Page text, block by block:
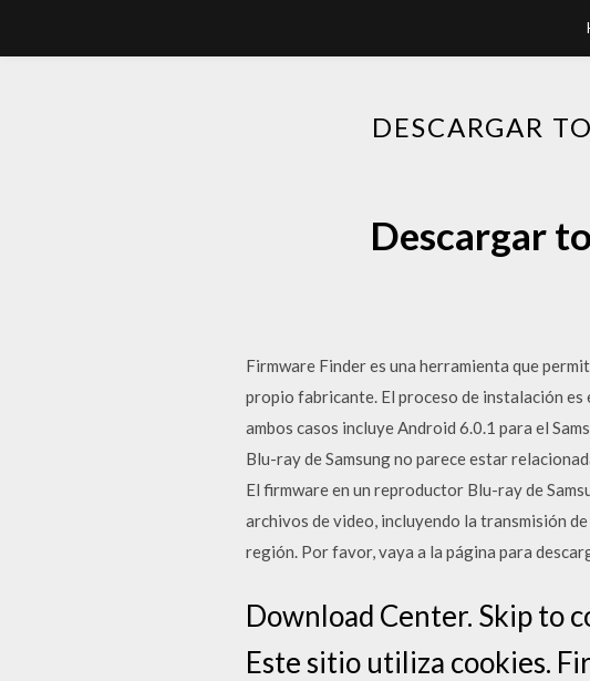
DESCARGAR
Descargar
Firmware Finder es una herramienta que
propio fabricante. El proceso de instalación es
ambos casos incluye Android 6.0.1 para el
Blu-ray de Samsung no parece estar
El firmware en un reproductor Blu-ray de
archivos de video, incluyendo la transmisión
región. Por favor, vaya a la página para
Download Center. Skip to
Este sitio utiliza cookies.